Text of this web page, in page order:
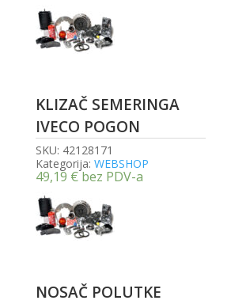
KLIZAČ SEMERINGA
IVECO POGON
SKU: 42128171
Kategorija: WEBSHOP
49,19 €bez PDV-a
NOSAČ POLUTKE